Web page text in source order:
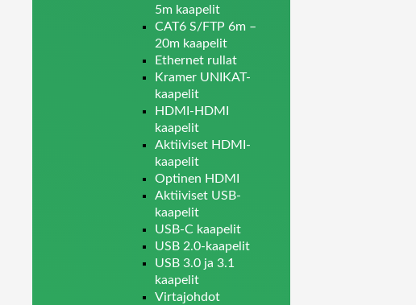
5m kaapelit
CAT6 S/FTP 6m –
20m kaapelit
Ethernet rullat
Kramer UNIKAT-
kaapelit
HDMI-HDMI
kaapelit
Aktiiviset HDMI-
kaapelit
Optinen HDMI
Aktiiviset USB-
kaapelit
USB-C kaapelit
USB 2.0-kaapelit
USB 3.0 ja 3.1
kaapelit
Virtajohdot